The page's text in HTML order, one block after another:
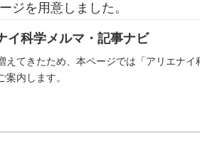
ジを用意しました。
イ科学メルマ・記事ナビ
えてきたため、本ページでは「アリエナ
案内します。